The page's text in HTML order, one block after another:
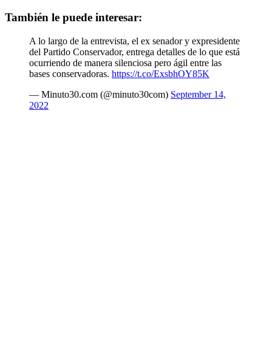
También le puede interesar:
A lo largo de la entrevista, el ex senador y expresidente
del Partido Conservador, entrega detalles de lo que está
ocurriendo de manera silenciosa pero ágil entre las
bases conservadoras. https://t.co/ExsbhOY85K
— Minuto30.com (@minuto30com) September 14,
2022